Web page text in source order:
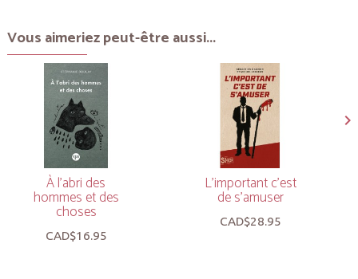
Vous aimeriez peut-être aussi...
À l’abri des
hommes et des
choses
CAD$16.95
L’important c’est
de s’amuser
CAD$28.95